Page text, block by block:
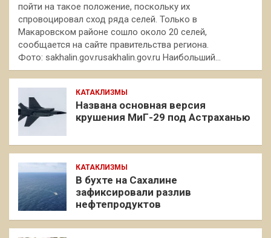
пойти на такое положение, поскольку их
спровоцировал сход ряда селей. Только в
Макаровском районе сошло около 20 селей,
сообщается на сайте правительства региона.
Фото: sakhalin.gov.rusakhalin.gov.ru Наибольший…
КАТАКЛИЗМЫ
Названа основная версия
крушения МиГ-29 под Астраханью
КАТАКЛИЗМЫ
В бухте на Сахалине
зафиксировали разлив
нефтепродуктов